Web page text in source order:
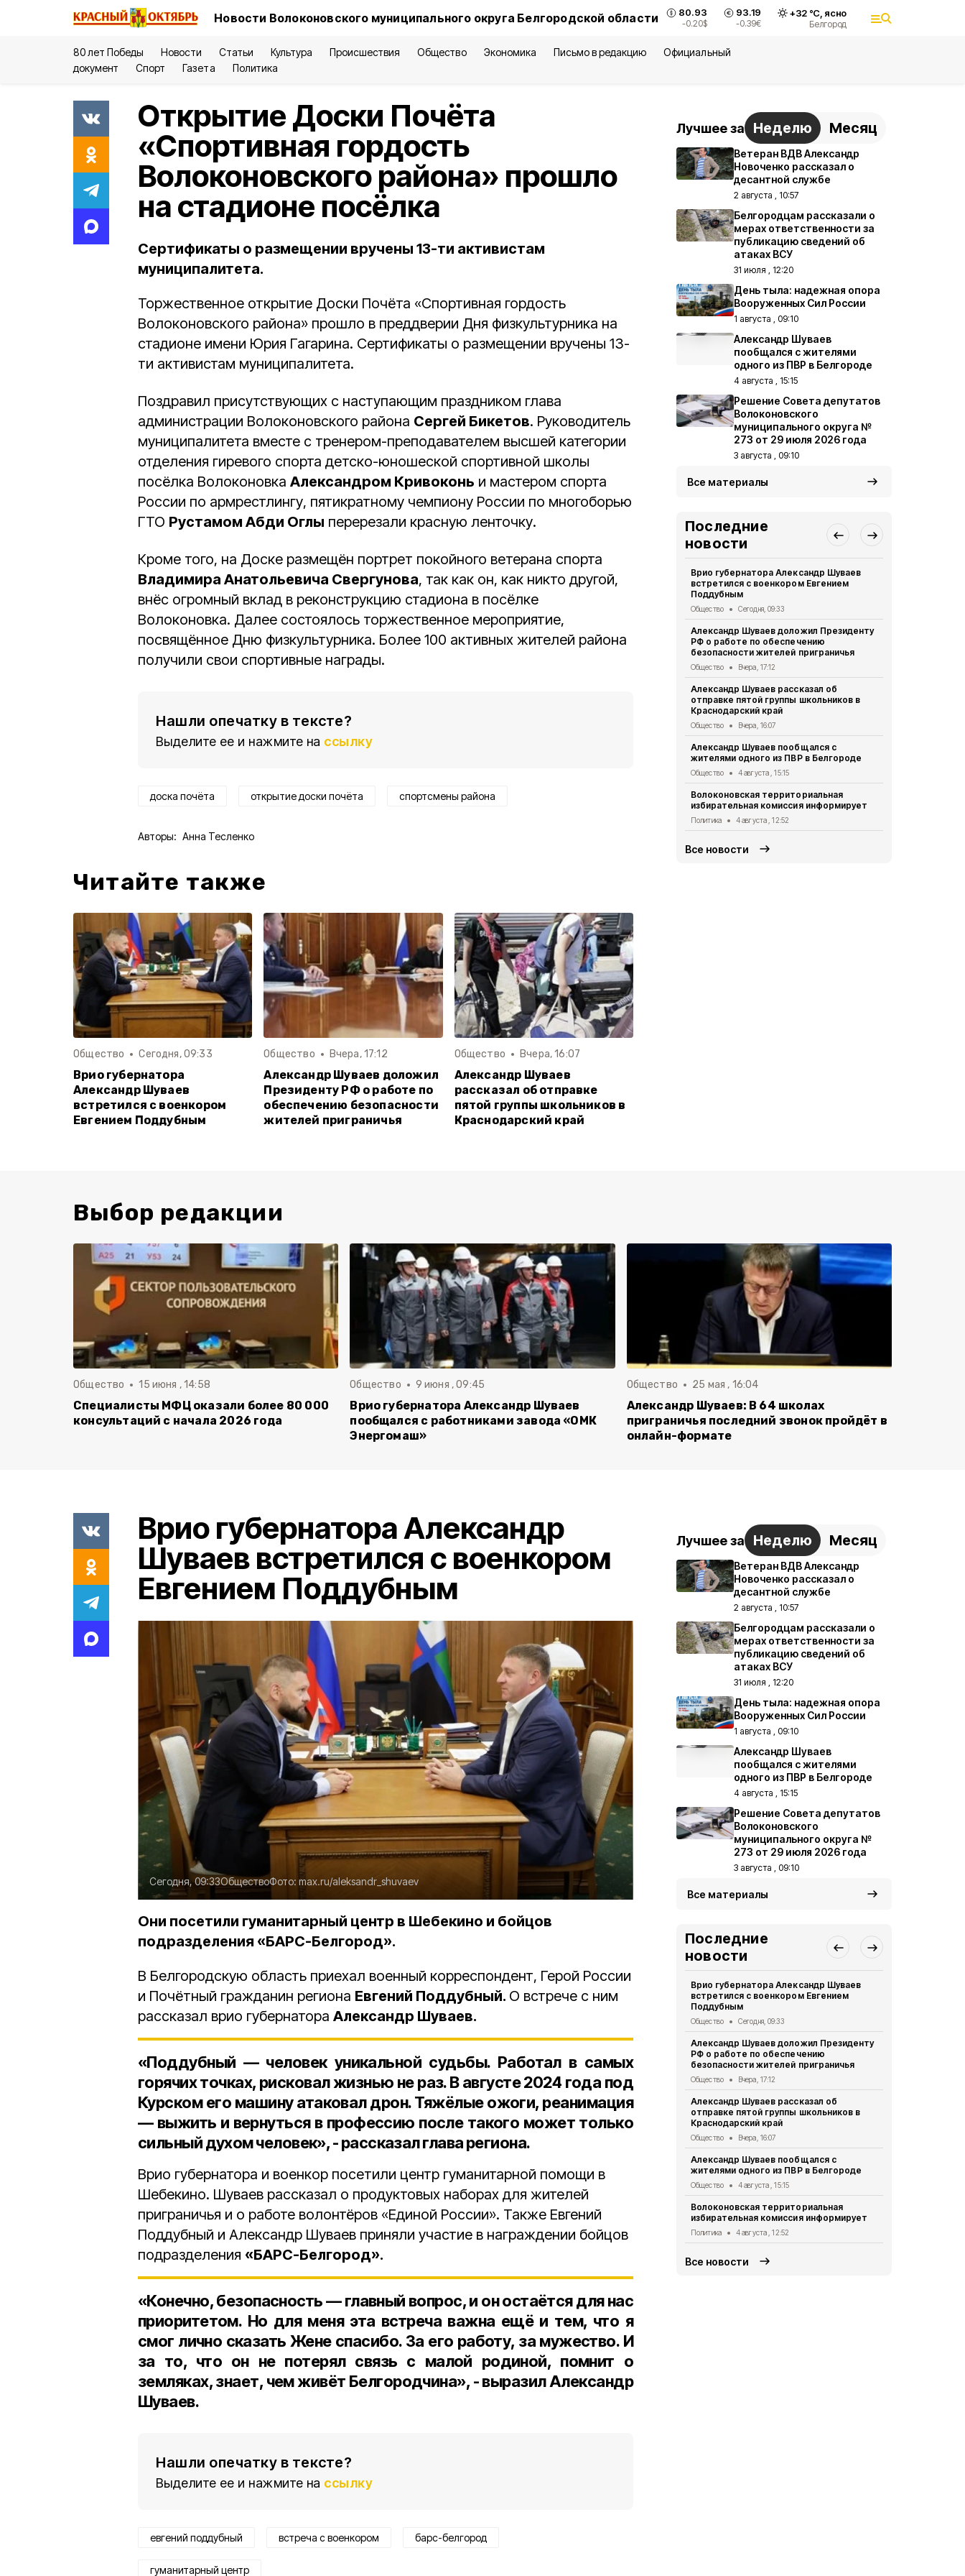
Новости Волоконовского муниципального округа Белгородской области 80.93
-0.20$
93.19
-0.39€
+32°С, ясно
Белгород
80 лет Победы Новости Статьи Культура Происшествия Общество Экономика Письмо в редакцию
Официальный
документ
Спорт Газета Политика
Открытие Доски Почёта
«Спортивная гордость
Волоконовского района» прошло
на стадионе посёлка
Сертификаты о размещении вручены 13-ти активистам
муниципалитета.
Торжественное открытие Доски Почёта «Спортивная гордость
Волоконовского района» прошло в преддверии Дня физкультурника на
стадионе имени Юрия Гагарина. Сертификаты о размещении вручены 13-
ти активистам муниципалитета.
Поздравил присутствующих с наступающим праздником глава
администрации Волоконовского района Сергей Бикетов. Руководитель
муниципалитета вместе с тренером-преподавателем высшей категории
отделения гиревого спорта детско-юношеской спортивной школы
посёлка Волоконовка Александром Кривоконь и мастером спорта
России по армрестлингу, пятикратному чемпиону России по многоборью
ГТО Рустамом Абди Оглы перерезали красную ленточку.
Кроме того, на Доске размещён портрет покойного ветерана спорта
Владимира Анатольевича Свергунова, так как он, как никто другой,
внёс огромный вклад в реконструкцию стадиона в посёлке
Волоконовка. Далее состоялось торжественное мероприятие,
посвящённое Дню физкультурника. Более 100 активных жителей района
получили свои спортивные награды.
Нашли опечатку в тексте?
Выделите ее и нажмите на ссылку
доска почёта открытие доски почёта спортсмены района
Авторы: Анна Тесленко
Читайте также
Общество Сегодня, 09:33
Врио губернатора
Александр Шуваев
встретился с военкором
Евгением Поддубным
Общество Вчера, 17:12
Александр Шуваев доложил
Президенту РФ о работе по
обеспечению безопасности
жителей приграничья
Общество Вчера, 16:07
Александр Шуваев
рассказал об отправке
пятой группы школьников в
Краснодарский край
Лучшее за Неделю Месяц
Ветеран ВДВ Александр
Новоченко рассказал о
десантной службе
2 августа , 10:57
Белгородцам рассказали о
мерах ответственности за
публикацию сведений об
атаках ВСУ
31 июля , 12:20
День тыла: надежная опора
Вооруженных Сил России
1 августа , 09:10
Александр Шуваев
пообщался с жителями
одного из ПВР в Белгороде
4 августа , 15:15
Решение Совета депутатов
Волоконовского
муниципального округа №
273 от 29 июля 2026 года
3 августа , 09:10
Все материалы
Последние
новости
Врио губернатора Александр Шуваев
встретился с военкором Евгением
Поддубным
Общество Сегодня, 09:33
Александр Шуваев доложил Президенту
РФ о работе по обеспечению
безопасности жителей приграничья
Общество Вчера, 17:12
Александр Шуваев рассказал об
отправке пятой группы школьников в
Краснодарский край
Общество Вчера, 16:07
Александр Шуваев пообщался с
жителями одного из ПВР в Белгороде
Общество 4 августа , 15:15
Волоконовская территориальная
избирательная комиссия информирует
Политика 4 августа , 12:52
Все новости
Выбор редакции
Общество 15 июня , 14:58
Специалисты МФЦ оказали более 80 000
консультаций с начала 2026 года
Общество 9 июня , 09:45
Врио губернатора Александр Шуваев
пообщался с работниками завода «ОМК
Энергомаш»
Общество 25 мая , 16:04
Александр Шуваев: В 64 школах
приграничья последний звонок пройдёт в
онлайн-формате
Врио губернатора Александр
Шуваев встретился с военкором
Евгением Поддубным
Сегодня, 09:33ОбществоФото: max.ru/aleksandr_shuvaev
Они посетили гуманитарный центр в Шебекино и бойцов
подразделения «БАРС-Белгород».
В Белгородскую область приехал военный корреспондент, Герой России
и Почётный гражданин региона Евгений Поддубный. О встрече с ним
рассказал врио губернатора Александр Шуваев.
«Поддубный — человек уникальной судьбы. Работал в самых
горячих точках, рисковал жизнью не раз. В августе 2024 года под
Курском его машину атаковал дрон. Тяжёлые ожоги, реанимация
— выжить и вернуться в профессию после такого может только
сильный духом человек», - рассказал глава региона.
Врио губернатора и военкор посетили центр гуманитарной помощи в
Шебекино. Шуваев рассказал о продуктовых наборах для жителей
приграничья и о работе волонтёров «Единой России». Также Евгений
Поддубный и Александр Шуваев приняли участие в награждении бойцов
подразделения «БАРС-Белгород».
«Конечно, безопасность — главный вопрос, и он остаётся для нас
приоритетом. Но для меня эта встреча важна ещё и тем, что я
смог лично сказать Жене спасибо. За его работу, за мужество. И
за то, что он не потерял связь с малой родиной, помнит о
земляках, знает, чем живёт Белгородчина», - выразил Александр
Шуваев.
Нашли опечатку в тексте?
Выделите ее и нажмите на ссылку
евгений поддубный встреча с военкором барс-белгород
гуманитарный центр
Лучшее за Неделю Месяц
Ветеран ВДВ Александр
Новоченко рассказал о
десантной службе
2 августа , 10:57
Белгородцам рассказали о
мерах ответственности за
публикацию сведений об
атаках ВСУ
31 июля , 12:20
День тыла: надежная опора
Вооруженных Сил России
1 августа , 09:10
Александр Шуваев
пообщался с жителями
одного из ПВР в Белгороде
4 августа , 15:15
Решение Совета депутатов
Волоконовского
муниципального округа №
273 от 29 июля 2026 года
3 августа , 09:10
Все материалы
Последние
новости
Врио губернатора Александр Шуваев
встретился с военкором Евгением
Поддубным
Общество Сегодня, 09:33
Александр Шуваев доложил Президенту
РФ о работе по обеспечению
безопасности жителей приграничья
Общество Вчера, 17:12
Александр Шуваев рассказал об
отправке пятой группы школьников в
Краснодарский край
Общество Вчера, 16:07
Александр Шуваев пообщался с
жителями одного из ПВР в Белгороде
Общество 4 августа , 15:15
Волоконовская территориальная
избирательная комиссия информирует
Политика 4 августа , 12:52
Все новости